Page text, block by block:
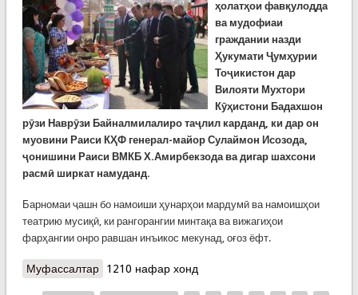
ҳолатҳои фавқулодда
ва мудофиаи
граждании назди
Ҳукумати Ҷумҳурии
Тоҷикистон дар
Вилояти Мухтори
Кӯҳистони Бадахшон
рӯзи Наврӯзи Байналмилалиро таҷлил карданд, ки дар он
муовини Раиси КҲФ генерал-майор Сулаймон Исозода,
ҷонишини Раиси ВМКБ Х.Амирбекзода ва дигар шахсони
расмӣ ширкат намуданд.
Барномаи ҷашн бо намоиши ҳунарҳои мардумӣ ва намоишҳои
театрию мусиқӣ, ки рангорангии минтақа ва вижагиҳои
фарҳангии онро равшан инъикос мекунад, оғоз ёфт.
Муфассалтаро Дар Раёсати КҲФ дар Вилояти Мухтори
1210 нафар хонд